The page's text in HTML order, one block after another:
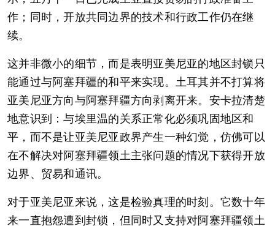
作；同时，开放共同边界的技术和行政工作仍在继
续。
这并非微小的细节，而是表明亚美尼亚的地区封锁只
能通过与阿塞拜疆的和平来实现。土耳其并不打算将
亚美尼亚方向与阿塞拜疆方向剥离开来。安卡拉清楚
地意识到：与埃里温的关系正常化必须巩固地区和
平，而不是让亚美尼亚政界产生一种幻觉，仿佛可以
在不解决对阿塞拜疆领土主张问题的情况下获得开放
边界、贸易和通讯。
对于亚美尼亚来说，这是检验真理的时刻。它数十年
来一直抱怨遭到封锁，但同时又支持对阿塞拜疆领土